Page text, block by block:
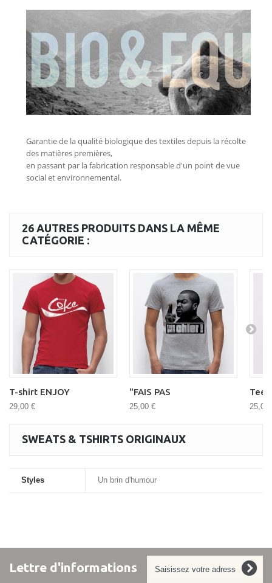
26 AUTRES PRODUITS DANS LA MÊME
CATÉGORIE :
T-shirt ENJOY
29,00 €
"FAIS PAS
25,00 €
Tee
25,00
SWEATS & TSHIRTS ORIGINAUX
Styles Un brin d'humour
Lettre d'informations